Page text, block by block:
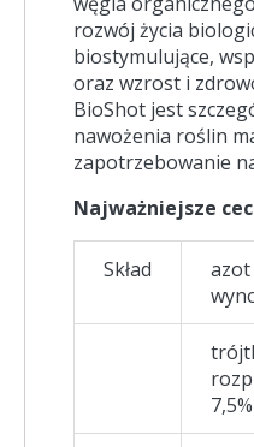
rozwój życia
biostymulujące,
oraz wzrost i
BioShot jest
nawożenia roślin
zapotrzebowanie
Najważniejsze
Skład
azot